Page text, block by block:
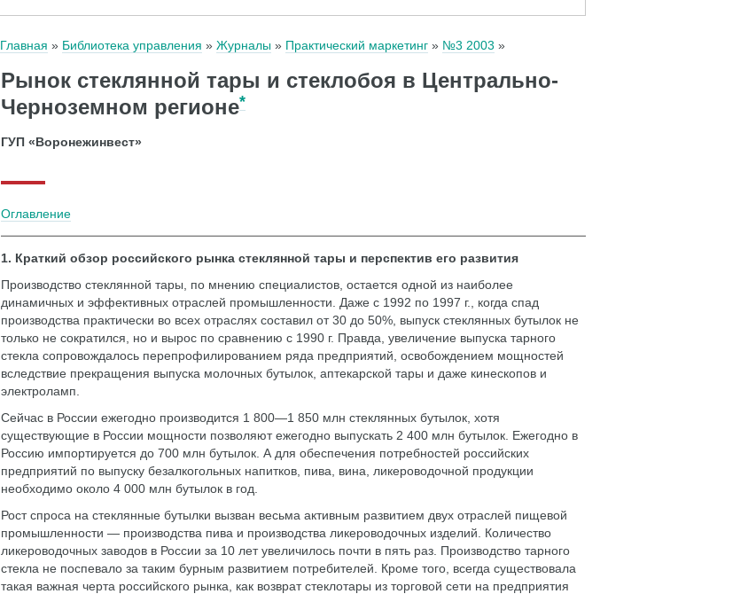
Главная Библиотека управления Журналы Практический маркетинг №3 2003
Рынок стеклянной тары и стеклобоя в Центрально-
Черноземном регионе*
ГУП «Воронежинвест»
Оглавление
1. Краткий обзор российского рынка стеклянной тары и перспектив его развития
Производство стеклянной тары, по мнению специалистов, остается одной из наиболее
динамичных и эффективных отраслей промышленности. Даже с 1992 по 1997 г., когда спад
производства практически во всех отраслях составил от 30 до 50%, выпуск стеклянных бутылок не
только не сократился, но и вырос по сравнению с 1990 г. Правда, увеличение выпуска тарного
стекла сопровождалось перепрофилированием ряда предприятий, освобождением мощностей
вследствие прекращения выпуска молочных бутылок, аптекарской тары и даже кинескопов и
электроламп.
Сейчас в России ежегодно производится 1 800—1 850 млн стеклянных бутылок, хотя
существующие в России мощности позволяют ежегодно выпускать 2 400 млн бутылок. Ежегодно в
Россию импортируется до 700 млн бутылок. А для обеспечения потребностей российских
предприятий по выпуску безалкогольных напитков, пива, вина, ликероводочной продукции
необходимо около 4 000 млн бутылок в год.
Рост спроса на стеклянные бутылки вызван весьма активным развитием двух отраслей пищевой
промышленности — производства пива и производства ликероводочных изделий. Количество
ликероводочных заводов в России за 10 лет увеличилось почти в пять раз. Производство тарного
стекла не поспевало за таким бурным развитием потребителей. Кроме того, всегда существовала
такая важная черта российского рынка, как возврат стеклотары из торговой сети на предприятия